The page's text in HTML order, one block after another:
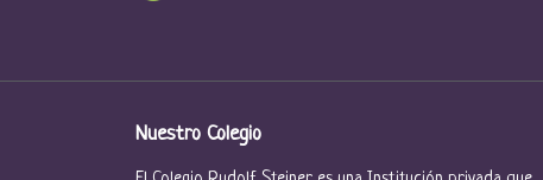
Nuestro Colegio